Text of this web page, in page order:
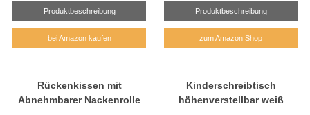
Produktbeschreibung
bei Amazon kaufen
Produktbeschreibung
zum Amazon Shop
Rückenkissen mit
Abnehmbarer Nackenrolle
Kinderschreibtisch
höhenverstellbar weiß